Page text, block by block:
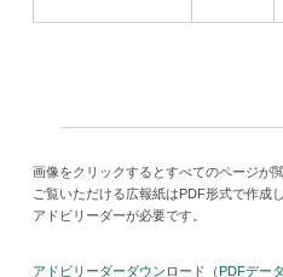
画像をクリックするとすべてのページが
ご覧いただける広報紙はPDF形式で作成
アドビリーダーが必要です。
アドビリーダーダウンロード（PDFデー